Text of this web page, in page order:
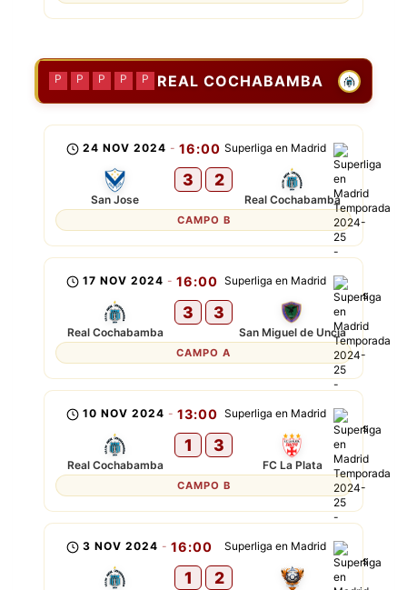
REAL COCHABAMBA
P P P P P
Superliga en Madrid
24 NOV 2024 - 16:00
San Jose
3 2
Real Cochabamba
CAMPO B
Superliga en Madrid
17 NOV 2024 - 16:00
Real Cochabamba
3 3
San Miguel de Uncia
CAMPO A
Superliga en Madrid
10 NOV 2024 - 13:00
Real Cochabamba
1 3
FC La Plata
CAMPO B
Superliga en Madrid
3 NOV 2024 - 16:00
1 2